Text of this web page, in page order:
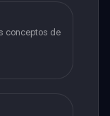
conceptos de